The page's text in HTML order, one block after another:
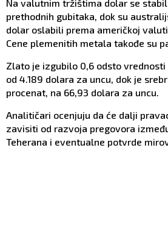
Na valutnim tržištima dolar se
prethodnih gubitaka, dok su
dolar oslabili prema američkoj valuti.
Cene plemenitih metala takođe su
Zlato je izgubilo 0,6 odsto
od 4.189 dolara za uncu, dok je
procenat, na 66,93 dolara za uncu.
Analitičari ocenjuju da će dalji
zavisiti od razvoja pregovora
Teherana i eventualne potvrde